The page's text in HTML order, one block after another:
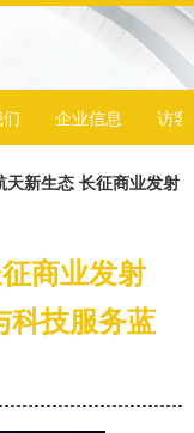
企业信息 访客
天新生态 长征商业发射
商业发射
科技服务蓝